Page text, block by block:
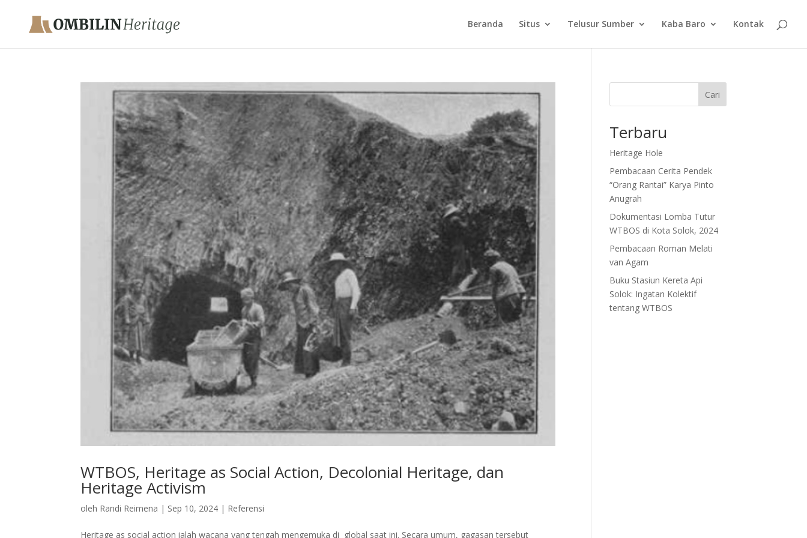
Beranda Situs Telusur Sumber Kaba Baro Kontak
WTBOS, Heritage as Social Action, Decolonial Heritage, dan
Heritage Activism
oleh Randi Reimena | Sep 10, 2024 | Referensi
Heritage as social action ialah wacana yang tengah mengemuka di global saat ini. Secara umum, gagasan tersebut
Cari
Terbaru
Heritage Hole
Pembacaan Cerita Pendek
“Orang Rantai” Karya Pinto
Anugrah
Dokumentasi Lomba Tutur
WTBOS di Kota Solok, 2024
Pembacaan Roman Melati
van Agam
Buku Stasiun Kereta Api
Solok: Ingatan Kolektif
tentang WTBOS